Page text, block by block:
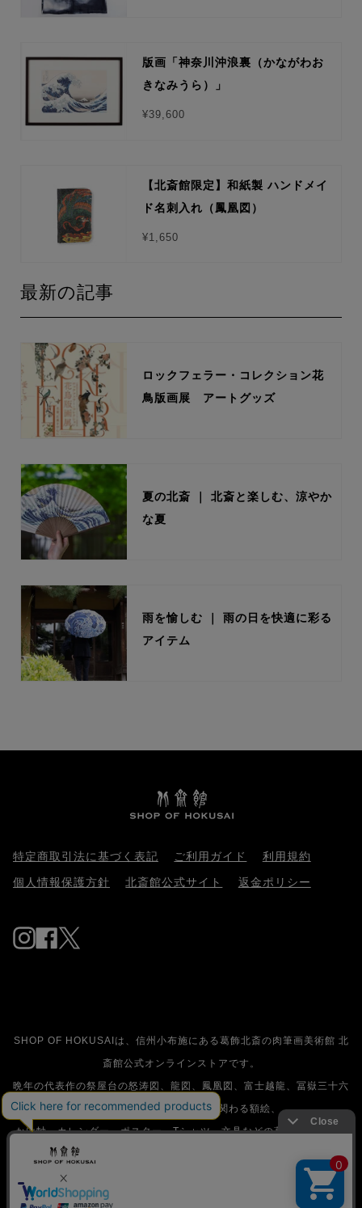
版画「神奈川沖浪裏（かながわお
きなみうら）」
¥39,600
【北斎館限定】和紙製 ハンドメイ
ド名刺入れ（鳳凰図）
¥1,650
最新の記事
ロックフェラー・コレクション花
鳥版画展 アートグッズ
夏の北斎 ｜ 北斎と楽しむ、涼やか
な夏
雨を愉しむ ｜ 雨の日を快適に彩る
アイテム
特定商取引法に基づく表記 ご利用ガイド 利用規約
個人情報保護方針 北斎館公式サイト 返金ポリシー
InstagramFacebook
SHOP OF HOKUSAIは、信州小布施にある葛飾北斎の肉筆画美術館 北
斎館公式オンラインストアです。
晩年の代表作の祭屋台の怒涛図、龍図、鳳凰図、富士越龍、冨嶽三十六
景、赤富士、北斎漫画などに関わる額絵、
かけ軸、カレンダー、ポスター、Tシャツ、文具などの葛飾北斎関連グ